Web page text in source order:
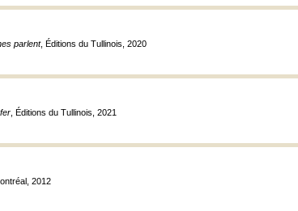
parlent, Éditions du Tullinois, 2020
, Éditions du Tullinois, 2021
2012